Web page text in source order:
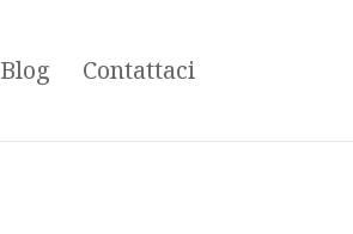
Blog Contattaci